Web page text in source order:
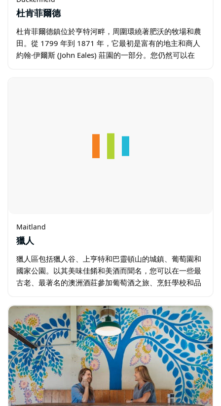
杜肯菲爾德
杜肯菲爾德鎮位於亨特河畔，周圍環繞著肥沃的牧場和農
田。從 1799 年到 1871 年，它最初是富有的地主和商人
約翰·伊爾斯 (John Eales) 莊園的一部分。您仍然可以在
Maitland
獵人
獵人區包括獵人谷、上亨特和巴靈頓山的城鎮、葡萄園和
國家公園。以其美味佳餚和美酒而聞名，您可以在一些最
古老、最著名的澳洲酒莊參加葡萄酒之旅、烹飪學校和品
賽高爾夫球場打一場高爾夫球…